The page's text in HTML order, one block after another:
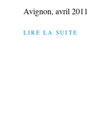
Avignon, avril 2011
LIRE LA SUITE